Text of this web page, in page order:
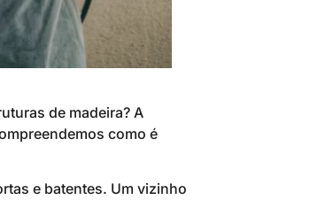
de madeira? A
como é
e batentes. Um vizinho